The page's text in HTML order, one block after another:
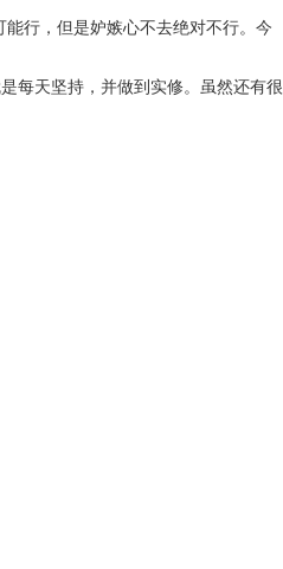
行，但是妒嫉心不去绝对不行。今
每天坚持，并做到实修。虽然还有很